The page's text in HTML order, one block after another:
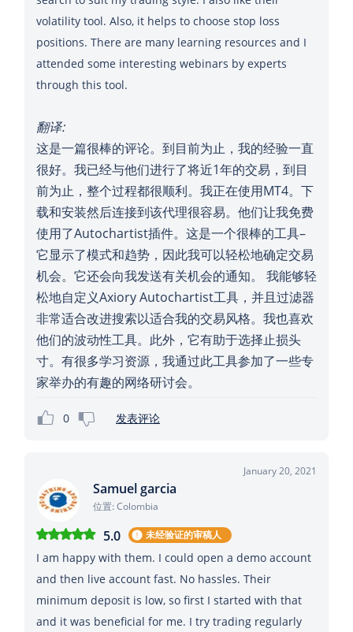
volatility tool. Also, it helps to choose stop loss
positions. There are many learning resources and I
attended some interesting webinars by experts
翻译:
这是一篇很棒的评论。到目前为止，我的经验一直
很好。我已经与他们进行了将近1年的交易，到目
前为止，整个过程都很顺利。我正在使用MT4。下
载和安装然后连接到该代理很容易。他们让我免费
使用了Autochartist插件。这是一个很棒的工具–
它显示了模式和趋势，因此我可以轻松地确定交易
机会。它还会向我发送有关机会的通知。 我能够轻
松地自定义Axiory Autochartist工具，并且过滤器
非常适合改进搜索以适合我的交易风格。我也喜欢
他们的波动性工具。此外，它有助于选择止损头
寸。有很多学习资源，我通过此工具参加了一些专
家举办的有趣的网络研讨会。
0 发表评论
January 20, 2021
Samuel garcia
位置: Colombia
5.0 未经验证的审稿人
I am happy with them. I could open a demo account
and then live account fast. No hassles. Their
minimum deposit is low, so first I started with that
and it was beneficial for me. I try trading regularly